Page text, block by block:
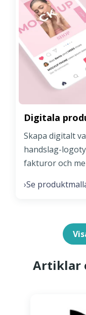
Digitala
Skapa digitalt
handslag-
fakturor och
›Se
Artiklar